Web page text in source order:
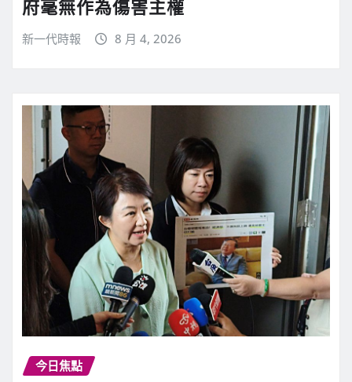
府毫無作為傷害主權
新一代時報 8 月 4, 2026
今日焦點